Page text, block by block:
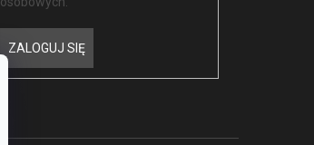
ZALOGUJ SIĘ